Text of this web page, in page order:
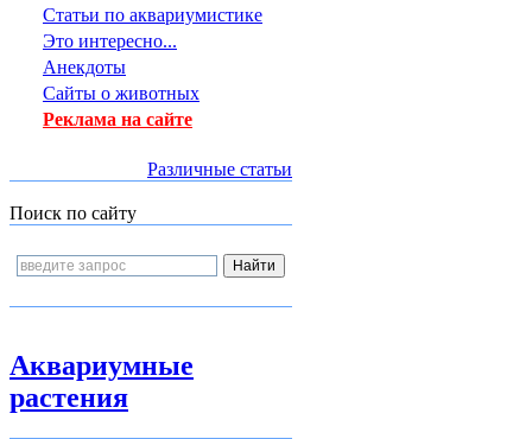
Статьи по аквариумистике
Это интересно...
Анекдоты
Сайты о животных
Реклама на сайте
Различные статьи
Поиск по сайту
Аквариумные
растения